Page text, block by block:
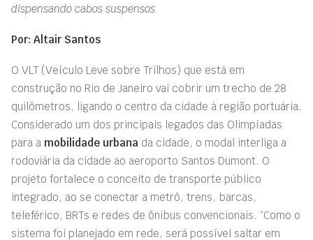
dispensando cabos suspensos
Por: Altair Santos
O VLT (Veículo Leve sobre Trilhos) que está em
construção no Rio de Janeiro vai cobrir um trecho de 28
quilômetros, ligando o centro da cidade à região portuária.
Considerado um dos principais legados das Olimpíadas
para a mobilidade urbana da cidade, o modal interliga a
rodoviária da cidade ao aeroporto Santos Dumont. O
projeto fortalece o conceito de transporte público
integrado, ao se conectar a metrô, trens, barcas,
teleférico, BRTs e redes de ônibus convencionais. “Como o
sistema foi planejado em rede, será possível saltar em